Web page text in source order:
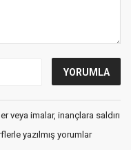
veya imalar, inançlara saldırı
yazılmış yorumlar